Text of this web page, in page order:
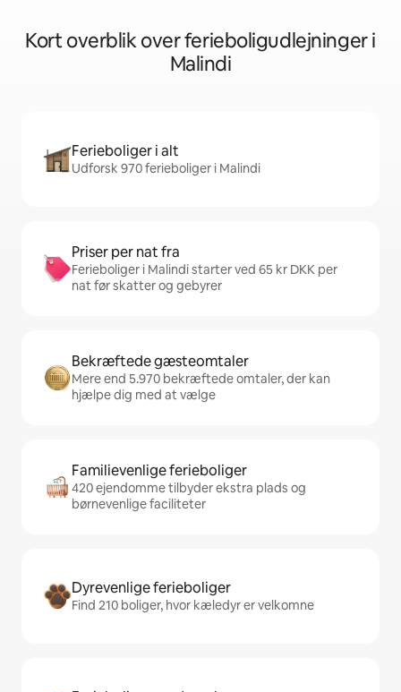
Kort overblik over ferieboligudlejninger i
Malindi
Ferieboliger i alt
Udforsk 970 ferieboliger i Malindi
Priser per nat fra
Ferieboliger i Malindi starter ved 65 kr DKK per
nat før skatter og gebyrer
Bekræftede gæsteomtaler
Mere end 5.970 bekræftede omtaler, der kan
hjælpe dig med at vælge
Familievenlige ferieboliger
420 ejendomme tilbyder ekstra plads og
børnevenlige faciliteter
Dyrevenlige ferieboliger
Find 210 boliger, hvor kæledyr er velkomne